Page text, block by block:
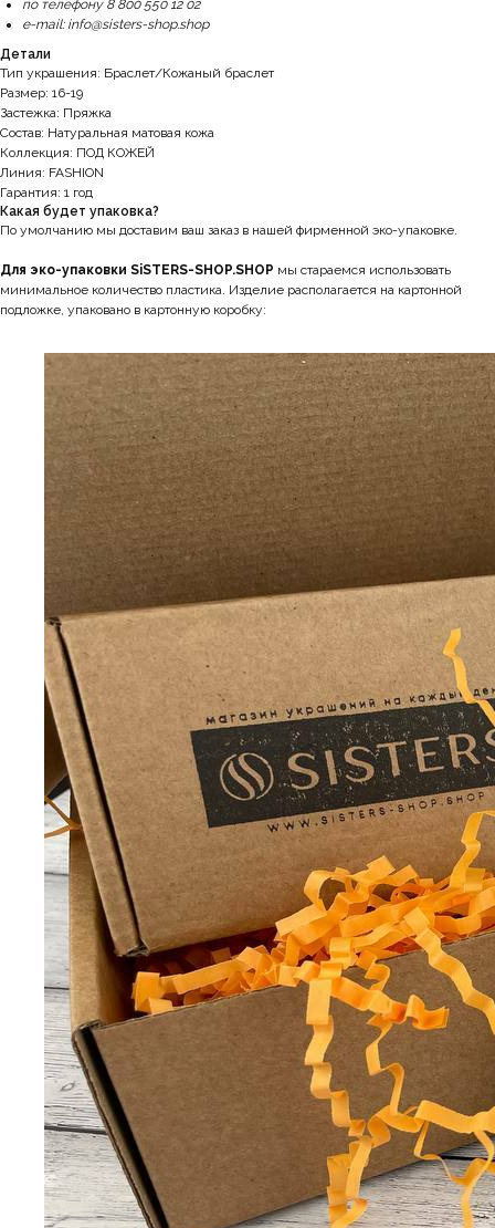
по телефону 8 800 550 12 02
e-mail: info@sisters-shop.shop
Детали
Тип украшения: Браслет/Кожаный браслет
Размер: 16-19
Застежка: Пряжка
Состав: Натуральная матовая кожа
Коллекция: ПОД КОЖЕЙ
Линия: FASHION
Гарантия: 1 год
Какая будет упаковка?
По умолчанию мы доставим ваш заказ в нашей фирменной эко-упаковке.
Для эко-упаковки SiSTERS-SHOP.SHOP мы стараемся использовать
минимальное количество пластика. Изделие располагается на картонной
подложке, упаковано в картонную коробку: